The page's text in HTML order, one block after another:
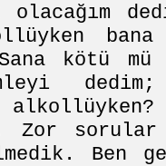
bana
kötü mü
sorular
Ben